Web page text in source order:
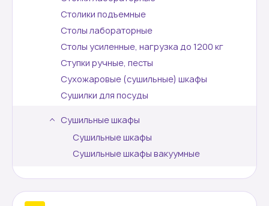
Столики подъемные
Столы лабораторные
Столы усиленные, нагрузка до 1200 кг
Ступки ручные, песты
Сухожаровые (сушильные) шкафы
Сушилки для посуды
Сушильные шкафы
Сушильные шкафы
Сушильные шкафы вакуумные